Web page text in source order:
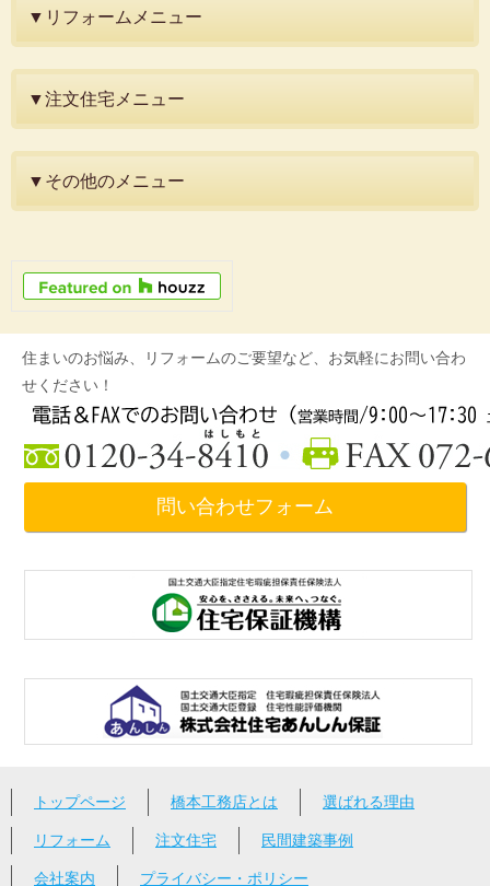
▼リフォームメニュー
▼注文住宅メニュー
▼その他のメニュー
住まいのお悩み、リフォームのご要望など、お気軽にお問い合わ
せください！
問い合わせフォーム
トップページ 橋本工務店とは 選ばれる理由
リフォーム 注文住宅 民間建築事例
会社案内 プライバシー・ポリシー